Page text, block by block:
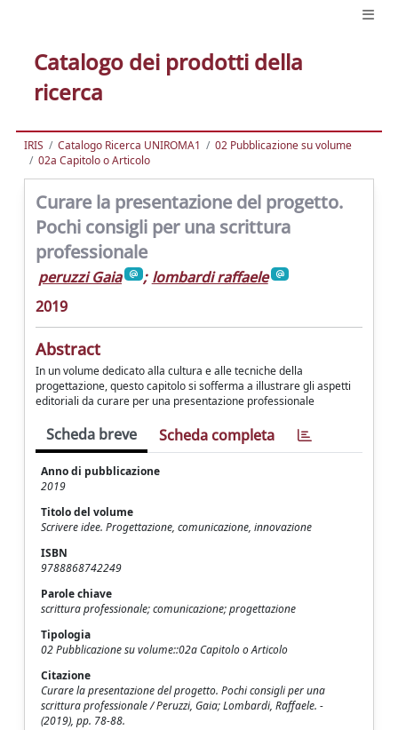
Catalogo dei prodotti della
ricerca
IRIS Catalogo Ricerca UNIROMA1
02 Pubblicazione su volume
02a Capitolo o Articolo
Curare la presentazione del progetto.
Pochi consigli per una scrittura
professionale
peruzzi Gaia ; lombardi raffaele
2019
Abstract
In un volume dedicato alla cultura e alle tecniche della
progettazione, questo capitolo si sofferma a illustrare gli aspetti
editoriali da curare per una presentazione professionale
Scheda breve Scheda completa
Anno di pubblicazione
2019
Titolo del volume
Scrivere idee. Progettazione, comunicazione, innovazione
ISBN
9788868742249
Parole chiave
scrittura professionale; comunicazione; progettazione
Tipologia
02 Pubblicazione su volume::02a Capitolo o Articolo
Citazione
Curare la presentazione del progetto. Pochi consigli per una
scrittura professionale / Peruzzi, Gaia; Lombardi, Raffaele. -
(2019), pp. 78-88.